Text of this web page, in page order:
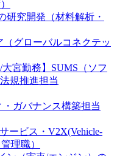
研究開発（材料解析・
（グローバルコネクテッ
宮勤務】SUMS（ソフ
規推進担当
・ガバナンス構築担当
ービス・V2X(Vehicle-
理職）